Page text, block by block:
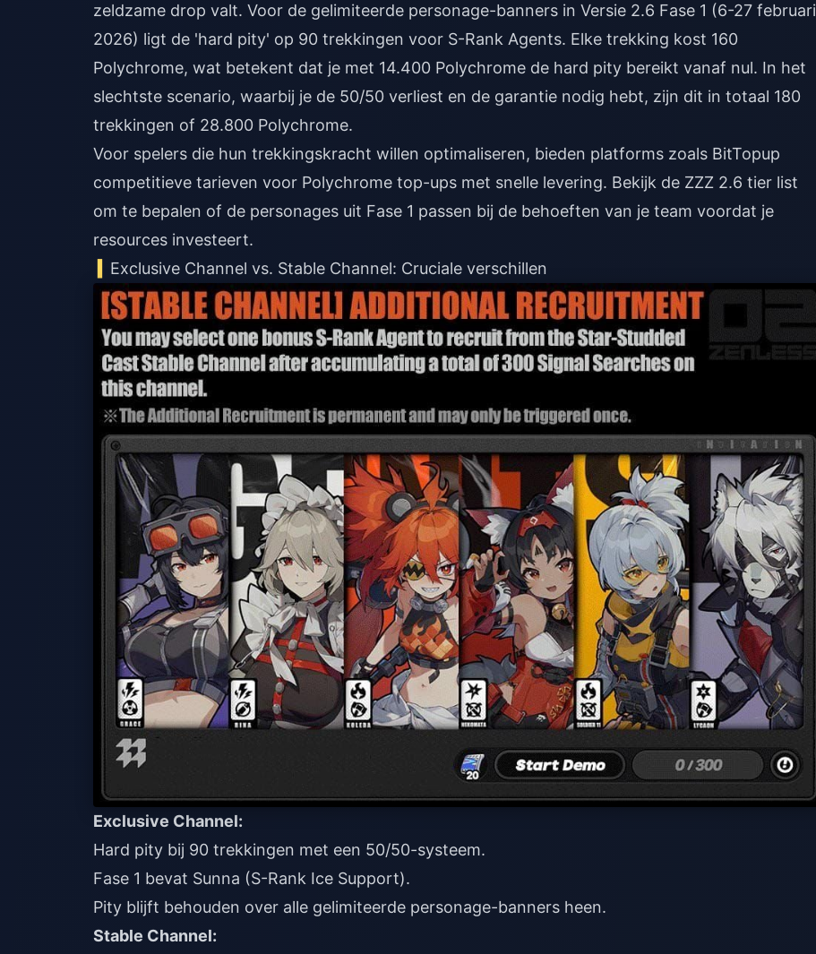
zeldzame drop valt. Voor de gelimiteerde personage-banners in Versie 2.6 Fase 1 (6-27 februari
2026) ligt de 'hard pity' op 90 trekkingen voor S-Rank Agents. Elke trekking kost 160
Polychrome, wat betekent dat je met 14.400 Polychrome de hard pity bereikt vanaf nul. In het
slechtste scenario, waarbij je de 50/50 verliest en de garantie nodig hebt, zijn dit in totaal 180
trekkingen of 28.800 Polychrome.
Voor spelers die hun trekkingskracht willen optimaliseren, bieden platforms zoals BitTopup
competitieve tarieven voor Polychrome top-ups met snelle levering. Bekijk de ZZZ 2.6 tier list
om te bepalen of de personages uit Fase 1 passen bij de behoeften van je team voordat je
resources investeert.
Exclusive Channel vs. Stable Channel: Cruciale verschillen
Exclusive Channel:
Hard pity bij 90 trekkingen met een 50/50-systeem.
Fase 1 bevat Sunna (S-Rank Ice Support).
Pity blijft behouden over alle gelimiteerde personage-banners heen.
Stable Channel: